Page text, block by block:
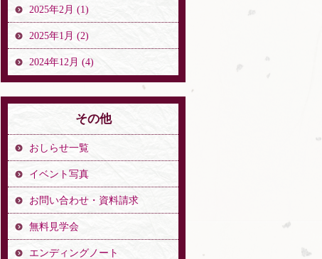
2025年2月 (1)
2025年1月 (2)
2024年12月 (4)
その他
おしらせ一覧
イベント写真
お問い合わせ・資料請求
無料見学会
エンディングノート